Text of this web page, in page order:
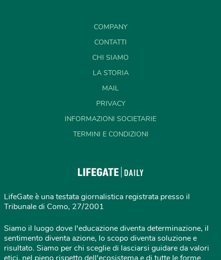
COMPANY
CONTATTI
CHI SIAMO
LA STORIA
MAIL
PRIVACY
INFORMAZIONI SOCIETARIE
TERMINI E CONDIZIONI
LifeGate è una testata giornalistica registrata presso il
Tribunale di Como, 27/2001
Siamo il luogo dove l'educazione diventa determinazione, il
sentimento diventa azione, lo scopo diventa soluzione e
risultato. Siamo per chi sceglie di lasciarsi guidare da valori